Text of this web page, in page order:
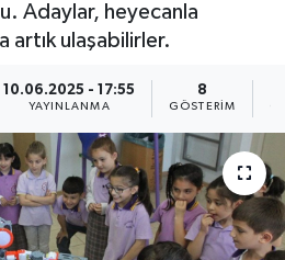
Adaylar, heyecanla
artık ulaşabilirler.
10.06.2025 - 17:55
YAYINLANMA
8
GÖSTERIM